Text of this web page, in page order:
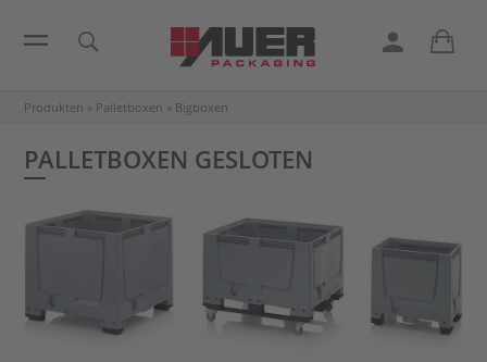
Produkten » Palletboxen » Bigboxen
PALLETBOXEN GESLOTEN